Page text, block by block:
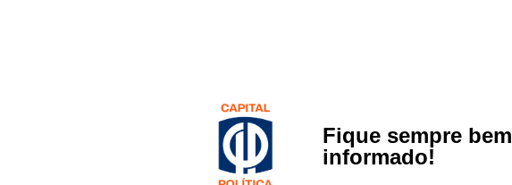
Fique sempre bem
informado!